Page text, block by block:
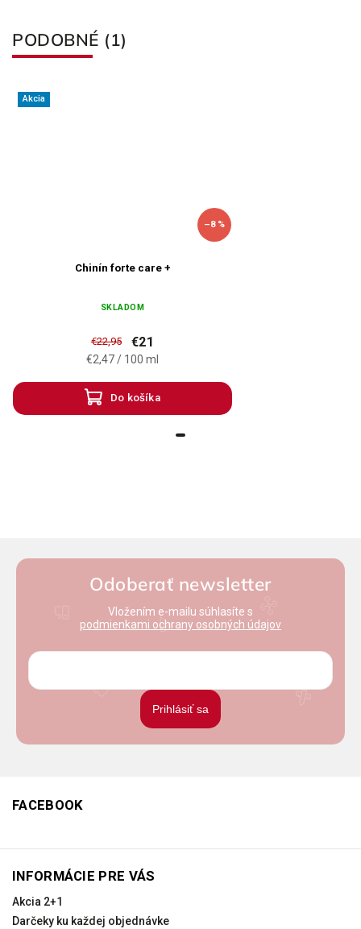
PODOBNÉ (1)
Akcia
–8 %
Chinín forte care +
SKLADOM
€22,95 €21
€2,47 / 100 ml
Do košíka
Odoberať newsletter
Vložením e-mailu súhlasíte s
podmienkami ochrany osobných údajov
Prihlásiť sa
FACEBOOK
INFORMÁCIE PRE VÁS
Akcia 2+1
Darčeky ku každej objednávke